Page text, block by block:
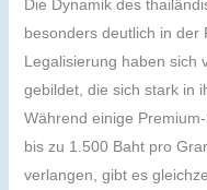
Die Dynamik des
besonders deutlich in der
Legalisierung haben sich
gebildet, die sich stark in
Während einige
bis zu 1.500 Baht pro
verlangen, gibt es